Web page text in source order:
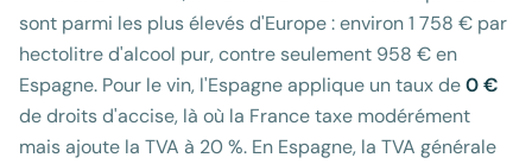
sont parmi les plus élevés d'Europe : environ 1 758 € par
hectolitre d'alcool pur, contre seulement 958 € en
Espagne. Pour le vin, l'Espagne applique un taux de0 €
de droits d'accise, là où la France taxe modérément
mais ajoute la TVA à 20 %. En Espagne, la TVA générale